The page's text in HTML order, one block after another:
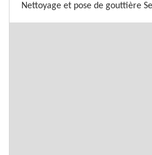
Nettoyage et pose de gouttière